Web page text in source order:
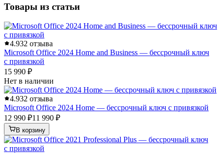
Товары из статьи
4.932 отзыва
Microsoft Office 2024 Home and Business — бессрочный ключ
с привязкой
15 990 ₽
Нет в наличии
4.932 отзыва
Microsoft Office 2024 Home — бессрочный ключ с привязкой
12 990 ₽11 990 ₽
В корзину